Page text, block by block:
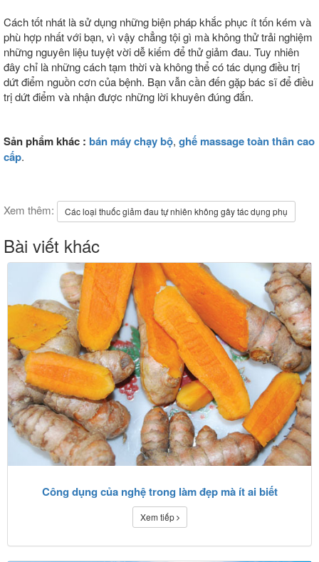
Cách tốt nhát là sử dụng những biện pháp khắc phục ít tốn kém và
phù hợp nhất với bạn, vì vậy chẳng tội gì mà không thử trải nghiệm
những nguyên liệu tuyệt vời dễ kiếm để thử giảm đau. Tuy nhiên
đây chỉ là những cách tạm thời và không thể có tác dụng điều trị
dứt điểm nguồn cơn của bệnh. Bạn vẫn cần đến gặp bác sĩ để điều
trị dứt điểm và nhận được những lời khuyên đúng đắn.
Sản phẩm khác : bán máy chạy bộ, ghế massage toàn thân cao
cấp.
Xem thêm: Các loại thuốc giảm đau tự nhiên không gây tác dụng phụ
Bài viết khác
Công dụng của nghệ trong làm đẹp mà ít ai biết
Xem tiếp